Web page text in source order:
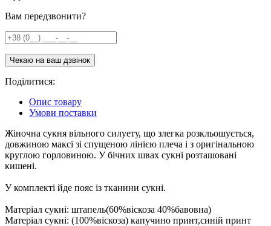
Вам передзвонити?
Поділитися:
Опис товару
Умови поставки
Жіночна сукня вільного силуету, що злегка розкльошується,
довжиною максі зі спущеною лінією плеча і з оригінальною
круглою горловиною. У бічних швах сукні розташовані
кишені.
У комплекті йде пояс із тканини сукні.
Матеріал сукні: штапель(60%віскоза 40%бавовна)
Матеріал сукні: (100%віскоза) капучино принт,синій принт